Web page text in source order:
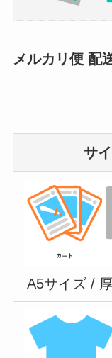
メルカリ便 配
サ
A5サイズ /